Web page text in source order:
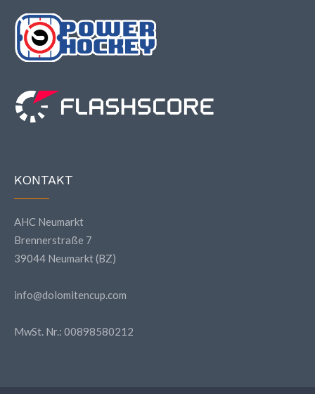
KONTAKT
AHC Neumarkt
Brennerstraße 7
39044 Neumarkt (BZ)
info@dolomitencup.com
MwSt. Nr.: 00898580212